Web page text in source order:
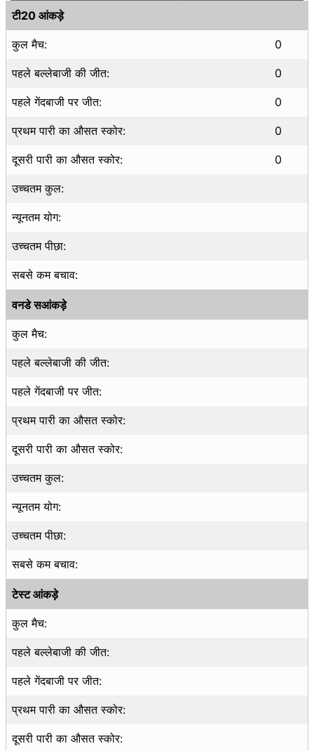
टी20 आंकड़े
कुल मैच: 0
पहले बल्लेबाजी की जीत: 0
पहले गेंदबाजी पर जीत: 0
प्रथम पारी का औसत स्कोर: 0
दूसरी पारी का औसत स्कोर: 0
उच्चतम कुल:
न्यूनतम योग:
उच्चतम पीछा:
सबसे कम बचाव:
वनडे सआंकड़े
कुल मैच:
पहले बल्लेबाजी की जीत:
पहले गेंदबाजी पर जीत:
प्रथम पारी का औसत स्कोर:
दूसरी पारी का औसत स्कोर:
उच्चतम कुल:
न्यूनतम योग:
उच्चतम पीछा:
सबसे कम बचाव:
टेस्ट आंकड़े
कुल मैच:
पहले बल्लेबाजी की जीत:
पहले गेंदबाजी पर जीत:
प्रथम पारी का औसत स्कोर:
दूसरी पारी का औसत स्कोर: